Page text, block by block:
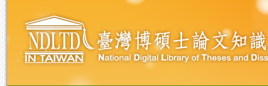
跳
到
主
要
內
臺
灣
博
碩
士